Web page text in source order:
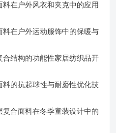
在户外风衣和夹克中的应用
在户外运动服饰中的保暖与
结构的功能性家居纺织品开
的抗起球性与耐磨性优化技
合面料在冬季童装设计中的